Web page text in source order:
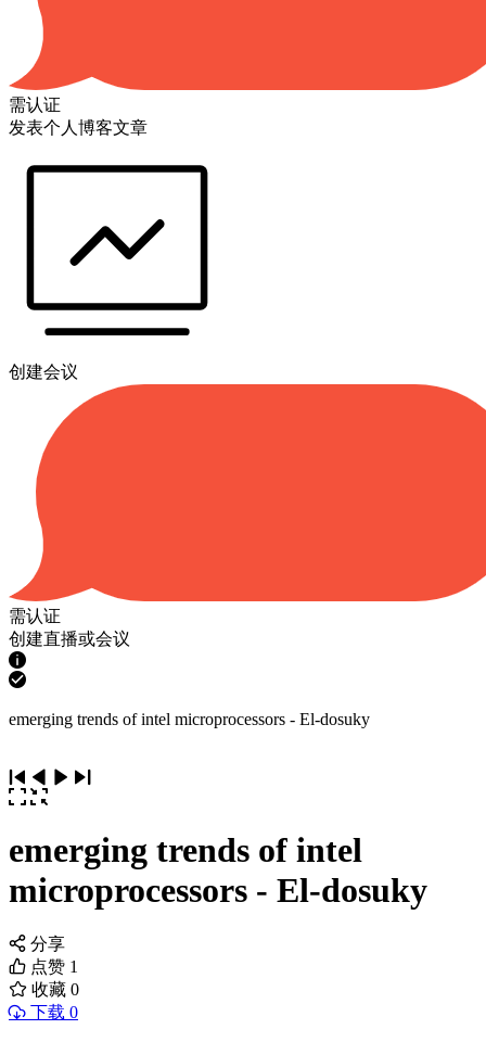
需认证
发表个人博客文章
创建会议
需认证
创建直播或会议
emerging trends of intel microprocessors - El-dosuky
emerging trends of intel
microprocessors - El-dosuky
分享
点赞 1
收藏 0
下载 0